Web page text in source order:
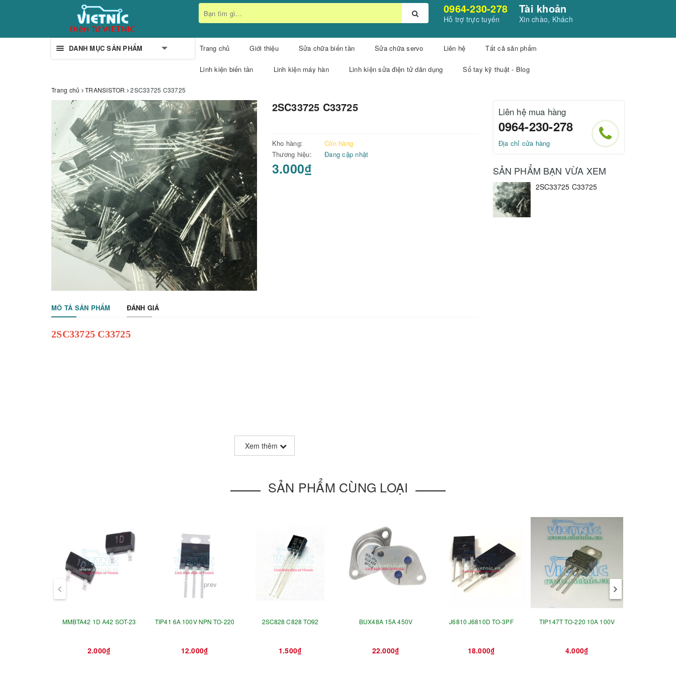
0964-230-278
Hỗ trợ trực tuyến
Tài khoản
Xin chào, Khách
DANH MỤC SẢN PHẨM Trang chủ Giới thiệu Sửa chữa biến tần Sửa chữa servo Liên hệ Tất cả sản phẩm
Linh kiện biến tần Linh kiện máy hàn Linh kiện sửa điện tử dân dụng Sổ tay kỹ thuật - Blog
Trang chủ TRANSISTOR 2SC33725 C33725
2SC33725 C33725
Kho hàng:
Còn hàng
Thương hiệu:
Đang cập nhật
3.000₫
MÔ TẢ SẢN PHẨM ĐÁNH GIÁ
2SC33725 C33725
Xem thêm
Liên hệ mua hàng
0964-230-278
Địa chỉ cửa hàng
SẢN PHẨM BẠN VỪA XEM
2SC33725 C33725
SẢN PHẨM CÙNG LOẠI
MMBTA42 1D A42 SOT-23
2.000₫
TIP41 6A 100V NPN TO-220
12.000₫
2SC828 C828 TO92
1.500₫
BUX48A 15A 450V
22.000₫
J6810 J6810D TO-3PF
18.000₫
TIP147T TO-220 10A 100V
4.000₫
prev